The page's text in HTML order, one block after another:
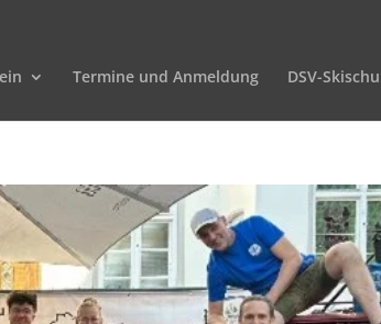
Termine und Anmeldung DSV-